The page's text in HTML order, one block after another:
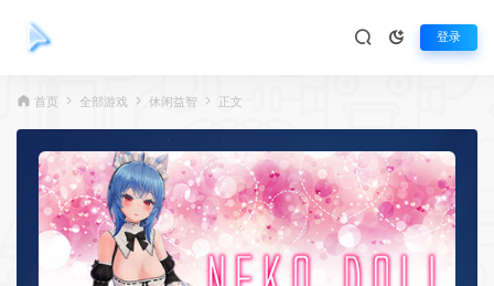
登录
首页 全部游戏 休闲益智 正文